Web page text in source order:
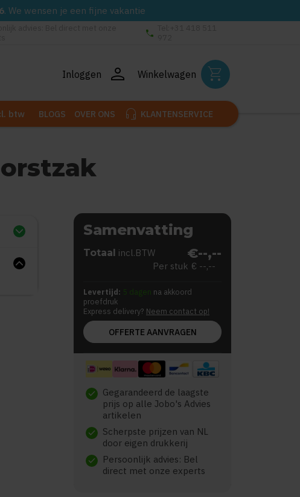
. We wensen je een fijne vakantie
phone
Inloggen person Winkelwagen shopping_cart
btw BLOGS OVER ONS headset_mic KLANTENSERVICE
Samenvatting
Totaal incl.BTW €--,--
Per stuk € --,--
Levertijd: 5 dagen na akkoord
proefdruk
Express delivery? Neem contact op!
OFFERTE AANVRAGEN
check Gegarandeerd de laagste
prijs op alle Jobo's Advies
artikelen
check Scherpste prijzen van NL
door eigen drukkerij
check
Persoonlijk advies: Bel
direct met onze experts